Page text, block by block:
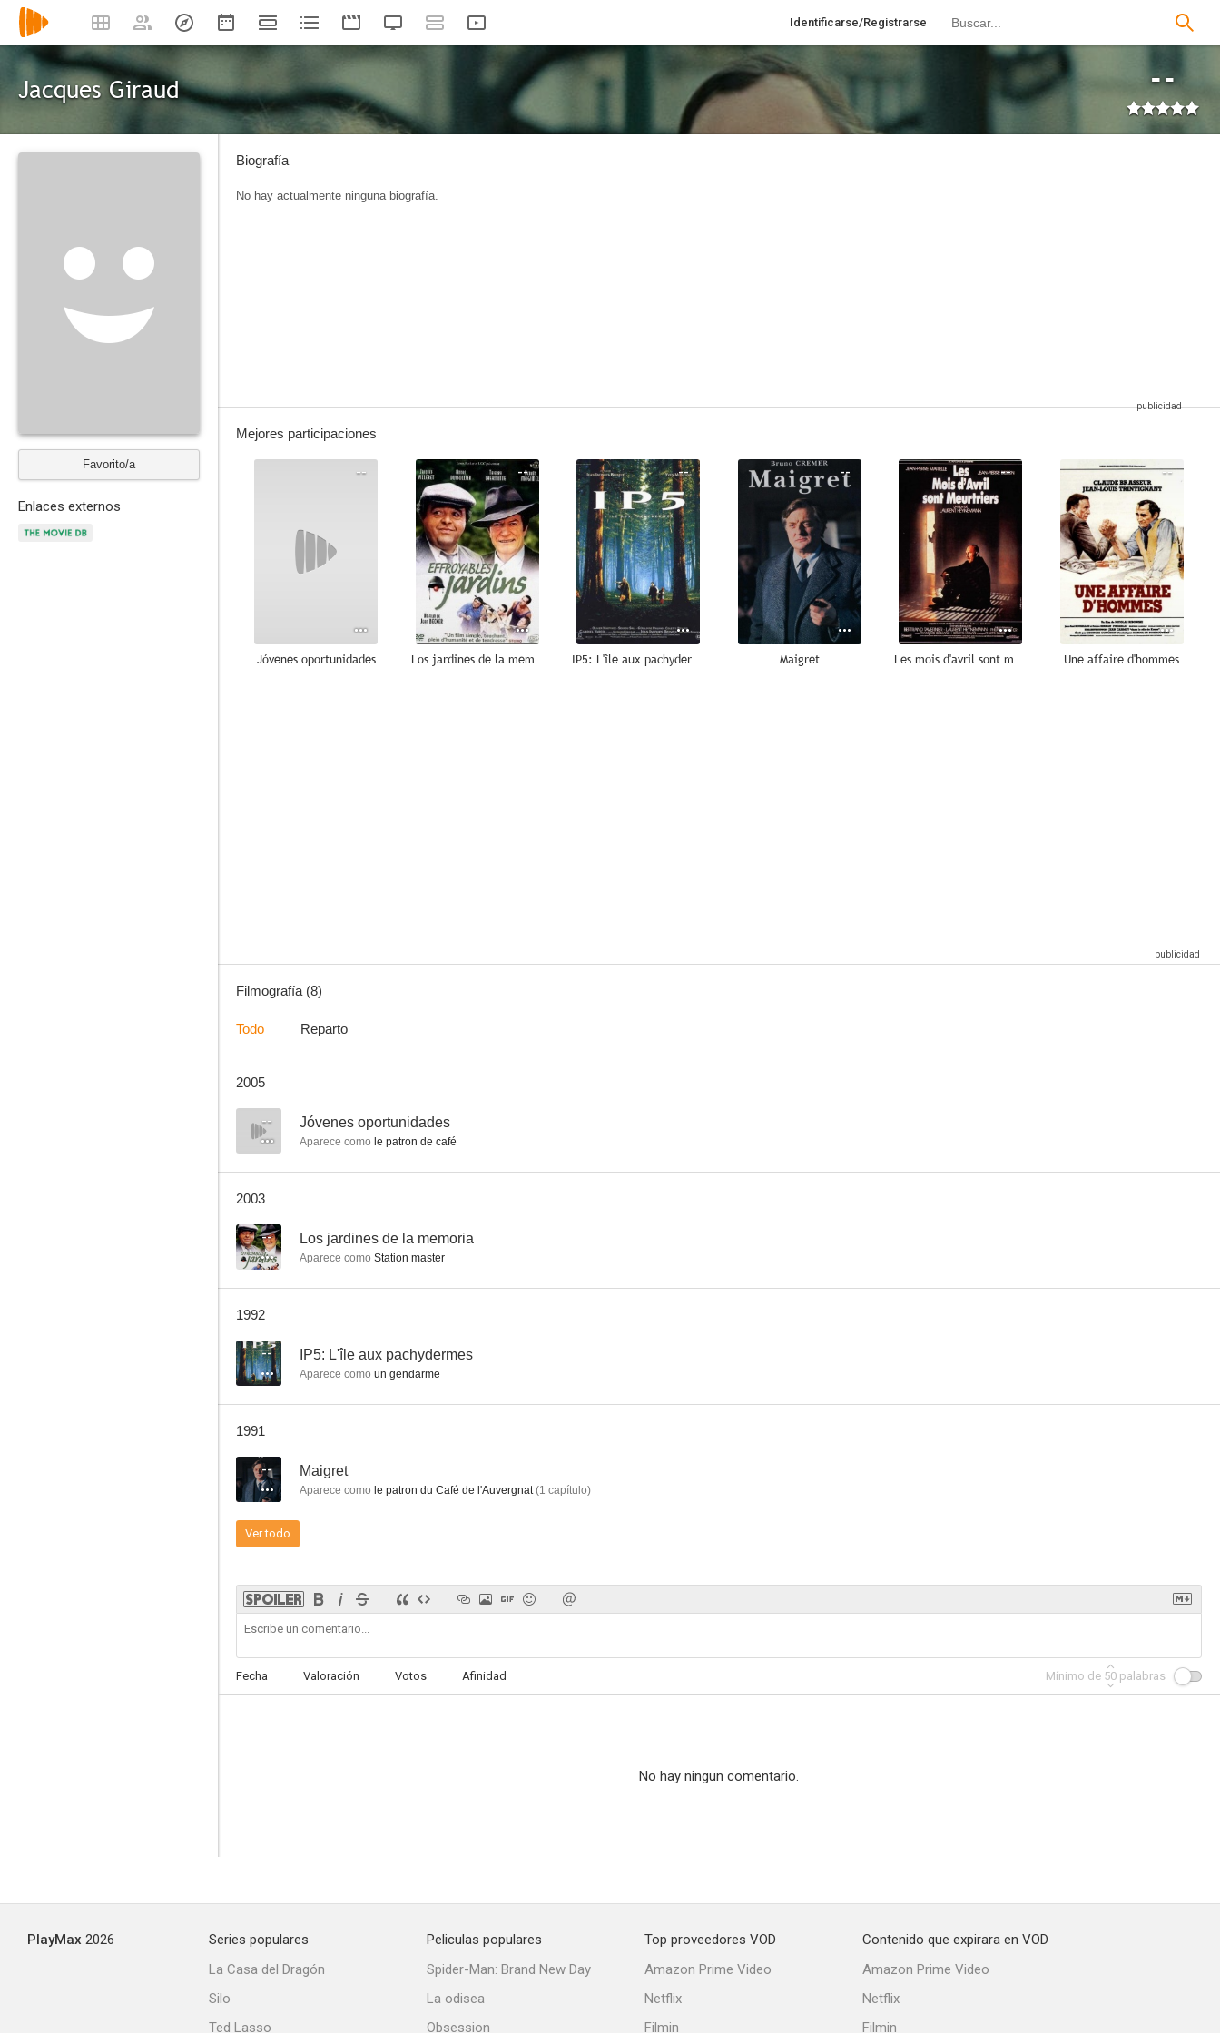
Identificarse/Registrarse
Jacques Giraud --
Favorito/a
Enlaces externos
Biografía
No hay actualmente ninguna biografía.
Mejores participaciones
--
Jóvenes oportunidades
--
Los jardines de la memoria
--
IP5: L'île aux pachydermes
--
Maigret
--
Les mois d'avril sont meurtriers
--
Une affaire d'hommes
Filmografía (8)
Todo Reparto
2005
-- Jóvenes oportunidades
Aparece como le patron de café
2003
-- Los jardines de la memoria
Aparece como Station master
1992
-- IP5: L'île aux pachydermes
Aparece como un gendarme
1991
-- Maigret
Aparece como le patron du Café de l'Auvergnat(1 capítulo)
Ver todo
Fecha Valoración Votos Afinidad Mínimo de 50 palabras
No hay ningun comentario.
PlayMax 2026
Series populares
La Casa del Dragón
Silo
Ted Lasso
Peliculas populares
Spider-Man: Brand New Day
La odisea
Obsession
Top proveedores VOD
Amazon Prime Video
Netflix
Filmin
Contenido que expirara en VOD
Amazon Prime Video
Netflix
Filmin